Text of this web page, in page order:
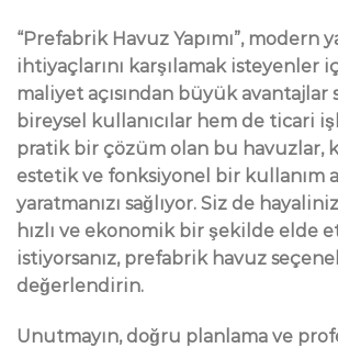
“Prefabrik Havuz Yapımı”, modern
ihtiyaçlarını karşılamak isteyenler
maliyet açısından büyük avantajlar
bireysel kullanıcılar hem de ticari
pratik bir çözüm olan bu havuzlar,
estetik ve fonksiyonel bir kullanım
yaratmanızı sağlıyor. Siz de
hızlı ve ekonomik bir şekilde elde
istiyorsanız, prefabrik havuz
değerlendirin.
Unutmayın, doğru planlama ve